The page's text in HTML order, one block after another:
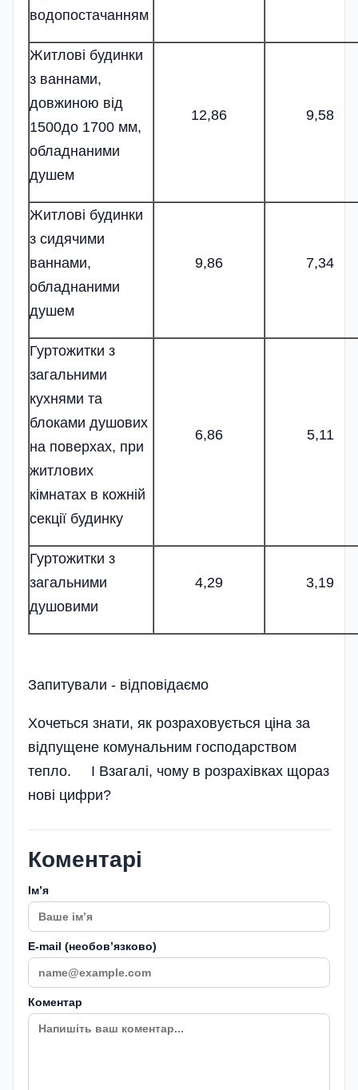
водопостачанням
Житлові будинки
з ваннами,
довжиною від
1500до 1700 мм,
обладнаними
душем
12,86 9,58
Житлові будинки
з сидячими
ваннами,
обладнаними
душем
9,86 7,34
Гуртожитки з
загальними
кухнями та
блоками душових
на поверхах, при
житлових
кімнатах в кожній
секції будинку
6,86 5,11
Гуртожитки з
загальними
душовими
4,29 3,19
Запитували - відповідаємо
Хочеться знати, як розраховується ціна за
відпущене комунальним господарством
тепло. І Взагалі, чому в розрахівках щораз
нові цифри?
Коментарі
Імʼя
E-mail (необовʼязково)
Коментар